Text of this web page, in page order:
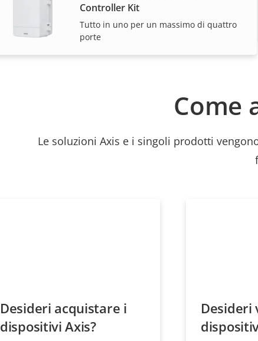
Controller Kit
Tutto in uno per un massimo di quattro
porte
Come
Le soluzioni Axis e i singoli prodotti
Desideri acquistare i
dispositivi Axis?
Desideri